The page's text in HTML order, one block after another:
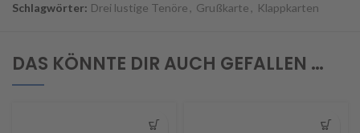
Schlagwörter: Drei lustige Tenöre , Grußkarte , Klappkarten
DAS KÖNNTE DIR AUCH GEFALLEN …